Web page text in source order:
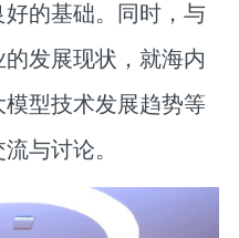
的基础。同时，与
发展现状，就海内
型技术发展趋势等
与讨论。